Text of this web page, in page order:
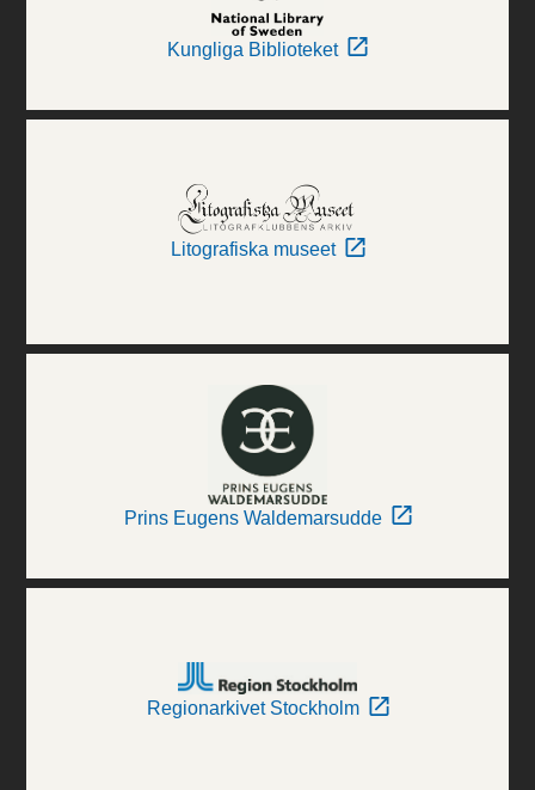
Kungliga Biblioteket
Litografiska museet
Prins Eugens Waldemarsudde
Regionarkivet Stockholm